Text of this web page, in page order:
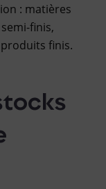
: matières
finis,
finis.